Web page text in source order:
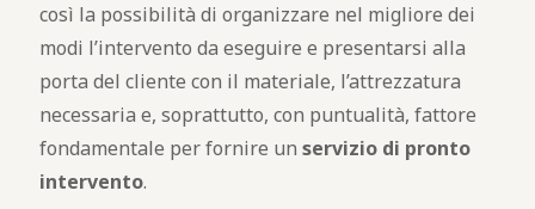
così la possibilità di organizzare nel migliore dei
modi l’intervento da eseguire e presentarsi alla
porta del cliente con il materiale, l’attrezzatura
necessaria e, soprattutto, con puntualità, fattore
fondamentale per fornire un servizio di pronto
intervento.